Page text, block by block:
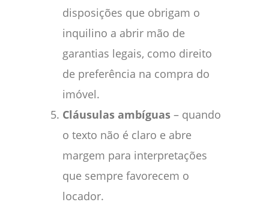
disposições que obrigam o
inquilino a abrir mão de
garantias legais, como direito
de preferência na compra do
imóvel.
Cláusulas ambíguas – quando
o texto não é claro e abre
margem para interpretações
que sempre favorecem o
locador.